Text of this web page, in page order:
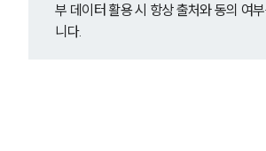
부 데이터 활용 시 항상 출처와 동의 여
니다.